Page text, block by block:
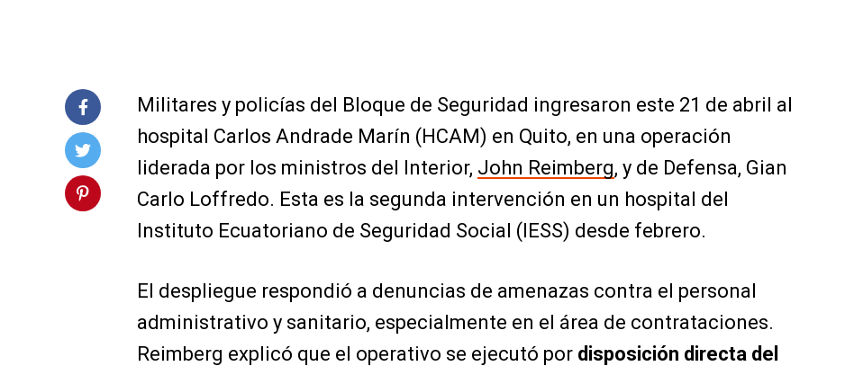
Militares y policías del Bloque de Seguridad ingresaron este 21 de abril al
hospital Carlos Andrade Marín (HCAM) en Quito, en una operación
liderada por los ministros del Interior, John Reimberg, y de Defensa, Gian
Carlo Loffredo. Esta es la segunda intervención en un hospital del
Instituto Ecuatoriano de Seguridad Social (IESS) desde febrero.
El despliegue respondió a denuncias de amenazas contra el personal
administrativo y sanitario, especialmente en el área de contrataciones.
Reimberg explicó que el operativo se ejecutó por disposición directa del